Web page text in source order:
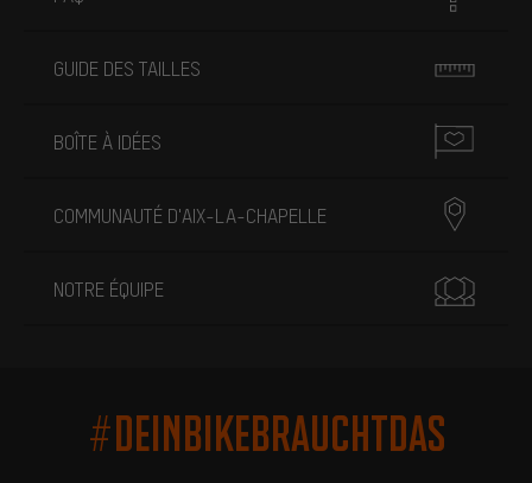
GUIDE DES TAILLES
BOÎTE À IDÉES
COMMUNAUTÉ D'AIX-LA-CHAPELLE
NOTRE ÉQUIPE
#DEINBIKEBRAUCHTDAS